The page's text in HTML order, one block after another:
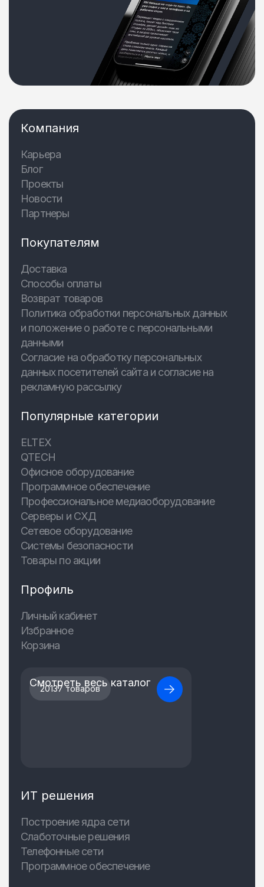
Компания
Карьера
Блог
Проекты
Новости
Партнеры
Покупателям
Доставка
Способы оплаты
Возврат товаров
Политика обработки персональных данных
и положение о работе с персональными
данными
Согласие на обработку персональных
данных посетителей сайта и согласие на
рекламную рассылку
Популярные категории
ELTEX
QTECH
Офисное оборудование
Программное обеспечение
Профессиональное медиаоборудование
Серверы и СХД
Сетевое оборудование
Системы безопасности
Товары по акции
Профиль
Личный кабинет
Избранное
Корзина
20137 товаров
Смотреть весь каталог
ИТ решения
Построение ядра сети
Слаботочные решения
Телефонные сети
Программное обеспечение